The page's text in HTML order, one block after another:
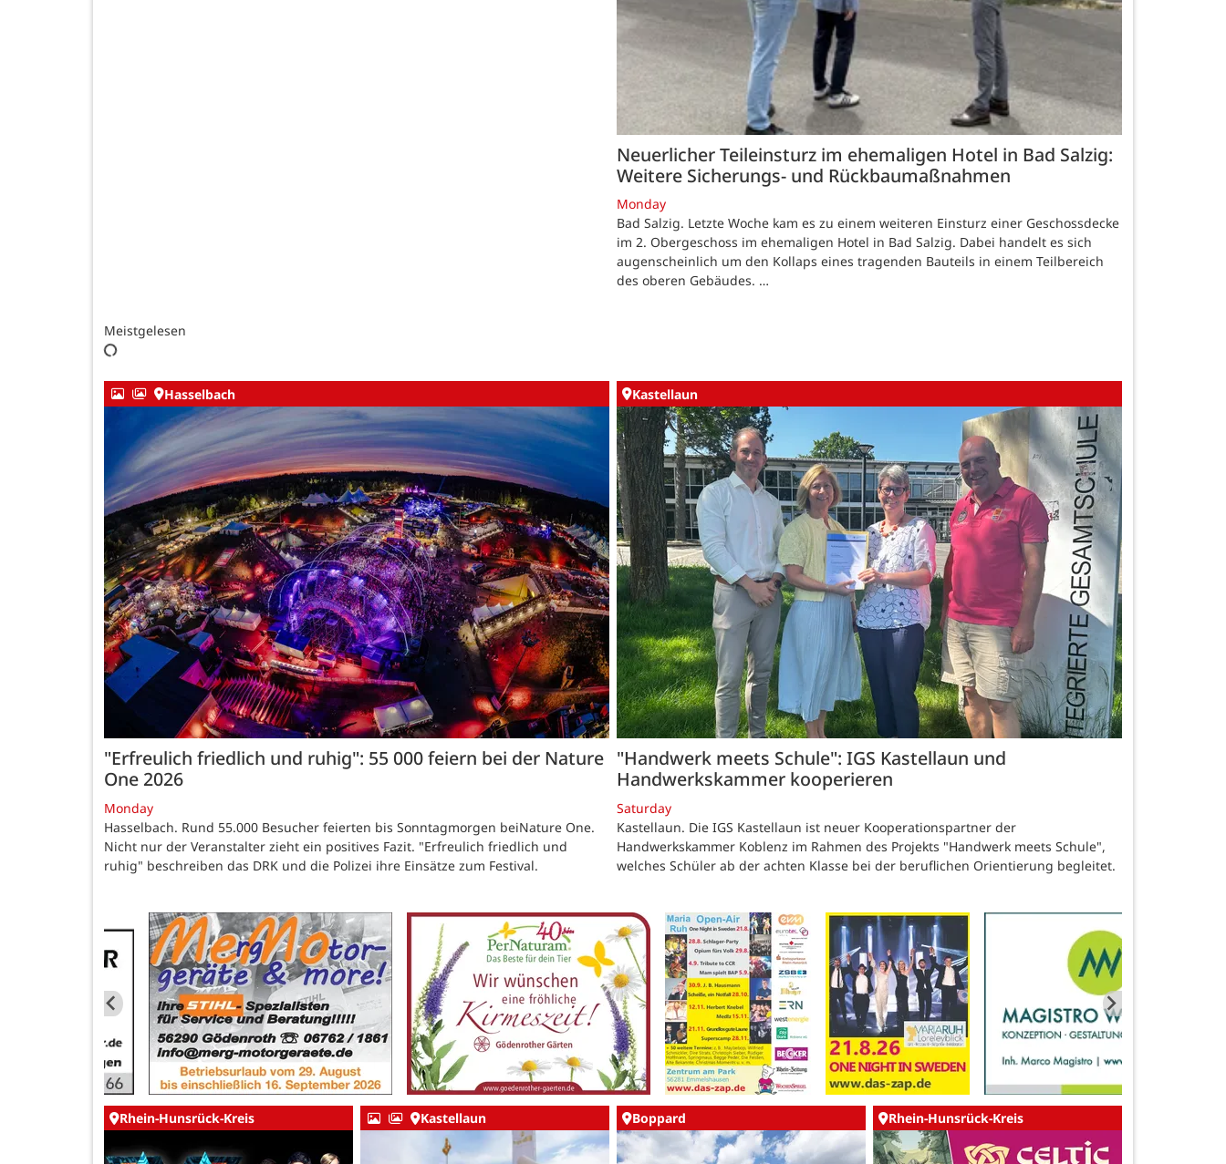
Neuerlicher Teileinsturz im ehemaligen Hotel in Bad Salzig:
Weitere Sicherungs- und Rückbaumaßnahmen
Monday
Bad Salzig. Letzte Woche kam es zu einem weiteren Einsturz einer Geschossdecke
im 2. Obergeschoss im ehemaligen Hotel in Bad Salzig. Dabei handelt es sich
augenscheinlich um den Kollaps eines tragenden Bauteils in einem Teilbereich
des oberen Gebäudes. …
Meistgelesen
Hasselbach
"Erfreulich friedlich und ruhig": 55 000 feiern bei der Nature
One 2026
Monday
Hasselbach. Rund 55.000 Besucher feierten bis Sonntagmorgen beiNature One.
Nicht nur der Veranstalter zieht ein positives Fazit. "Erfreulich friedlich und
ruhig" beschreiben das DRK und die Polizei ihre Einsätze zum Festival.
Kastellaun
"Handwerk meets Schule": IGS Kastellaun und
Handwerkskammer kooperieren
Saturday
Kastellaun. Die IGS Kastellaun ist neuer Kooperationspartner der
Handwerkskammer Koblenz im Rahmen des Projekts "Handwerk meets Schule",
welches Schüler ab der achten Klasse bei der beruflichen Orientierung begleitet.
Rhein-Hunsrück-Kreis Kastellaun Boppard Rhein-Hunsrück-Kreis